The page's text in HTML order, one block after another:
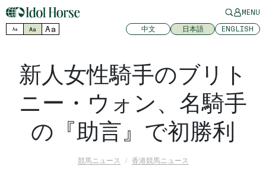
MENU
Aa Aa Aa 中文 日本語 ENGLISH
新人女性騎手のブリト
ニー・ウォン、名騎手
の『助言』で初勝利
競馬ニュース 香港競馬ニュース